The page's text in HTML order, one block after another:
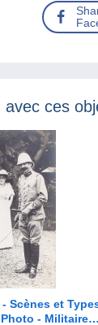
avec ces
Scènes et